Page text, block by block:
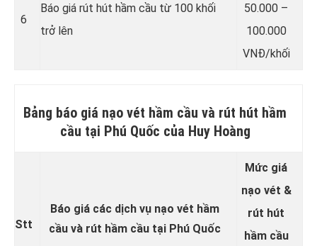
6
Báo giá rút hút hầm cầu từ 100 khối
trở lên
50.000 –
100.000
VNĐ/khối
Bảng báo giá nạo vét hầm cầu và rút hút hầm
cầu tại Phú Quốc của Huy Hoàng
Stt
Báo giá các dịch vụ nạo vét hầm
cầu và rút hầm cầu tại Phú Quốc
Mức giá
nạo vét &
rút hút
hầm cầu